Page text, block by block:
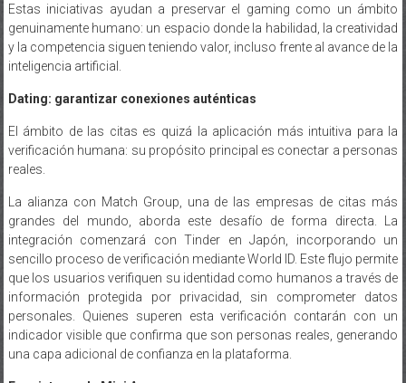
genuinamente humano: un espacio donde la habilidad, la creatividad
y la competencia siguen teniendo valor, incluso frente al avance de la
inteligencia artificial.
verificación humana: su propósito principal es conectar a personas
reales.
grandes del mundo, aborda este desafío de forma directa. La
integración comenzará con Tinder en Japón, incorporando un
sencillo proceso de verificación mediante World ID. Este flujo permite
que los usuarios verifiquen su identidad como humanos a través de
información protegida por privacidad, sin comprometer datos
personales. Quienes superen esta verificación contarán con un
indicador visible que confirma que son personas reales, generando
una capa adicional de confianza en la plataforma.